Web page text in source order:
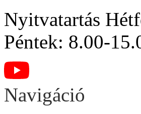
Nyitvatartás
Péntek: 8.00-
Navigáció